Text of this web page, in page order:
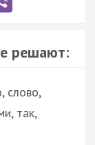
решают:
слово,
так,